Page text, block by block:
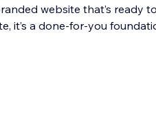
website that’s ready
it’s a done-for-you